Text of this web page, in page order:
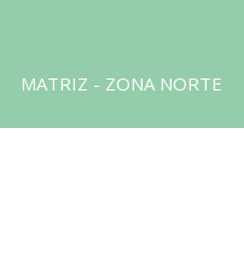
MATRIZ - ZONA NORTE